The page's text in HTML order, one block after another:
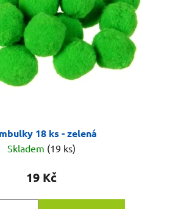
18 ks - zelená
Skladem (19 ks)
19 Kč